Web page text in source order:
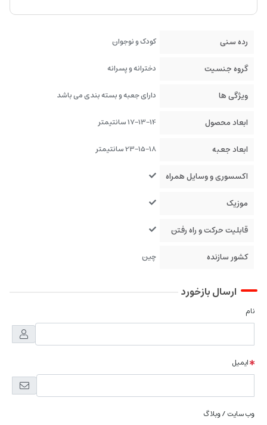
رده سنی کودک و نوجوان
گروه جنسیت دخترانه و پسرانه
ویژگی ها دارای جعبه و بسته بندی می باشد
ابعاد محصول 17-13-14 سانتیمتر
ابعاد جعبه 23-15-18 سانتیمتر
اکسسوری و وسایل همراه
موزیک
قابلیت حرکت و راه رفتن
کشور سازنده
چین
ارسال بازخورد
نام
ایمیل
وب سایت / وبلاگ